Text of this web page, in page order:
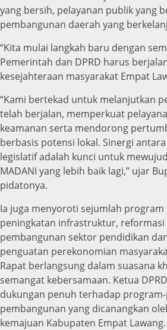
yang bersih, pelayanan publik yang
pembangunan daerah yang
“Kita mulai langkah baru dengan
Pemerintah dan DPRD harus
kesejahteraan masyarakat Empat
“Kami bertekad untuk melanjutkan
telah berjalan, memperkuat
keamanan serta mendorong
berbasis potensi lokal. Sinergi
legislatif adalah kunci untuk
MADANI yang lebih baik lagi,” ujar
pidatonya.
Ia juga menyoroti sejumlah
peningkatan infrastruktur, reformasi
pembangunan sektor pendidikan
penguatan perekonomian
Rapat berlangsung dalam suasana
semangat kebersamaan. Ketua
dukungan penuh terhadap
pembangunan yang dicanangkan
kemajuan Kabupaten Empat Lawang.